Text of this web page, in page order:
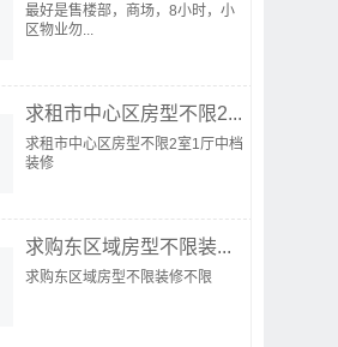
最好是售楼部，商场，8小时，小
区物业勿...
求租市中心区房型不限2...
求租市中心区房型不限2室1厅中档
装修
求购东区域房型不限装...
求购东区域房型不限装修不限